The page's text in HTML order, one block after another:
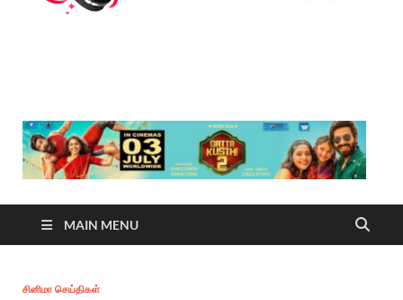
MAIN MENU
சினிமா செய்திகள்